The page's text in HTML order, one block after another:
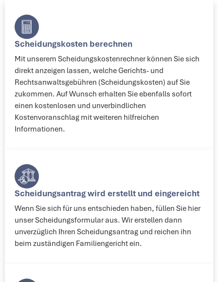
Scheidungskosten berechnen
Mit unserem Scheidungskostenrechner können Sie sich
direkt anzeigen lassen, welche Gerichts- und
Rechtsanwaltsgebühren (Scheidungskosten) auf Sie
zukommen. Auf Wunsch erhalten Sie ebenfalls sofort
einen kostenlosen und unverbindlichen
Kostenvoranschlag mit weiteren hilfreichen
Informationen.
Scheidungsantrag wird erstellt und eingereicht​
Wenn Sie sich für uns entschieden haben, füllen Sie hier
unser Scheidungsformular aus. Wir erstellen dann
unverzüglich Ihren Scheidungsantrag und reichen ihn
beim zuständigen Familiengericht ein.